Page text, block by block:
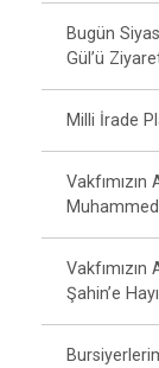
Bugün
Gül’ü
Milli İrade
Vakfımızın
Şahin’e